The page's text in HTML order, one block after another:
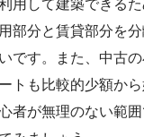
用して建築できる
部分と賃貸部分を
です。また、中古
トも比較的少額か
者が無理のない範